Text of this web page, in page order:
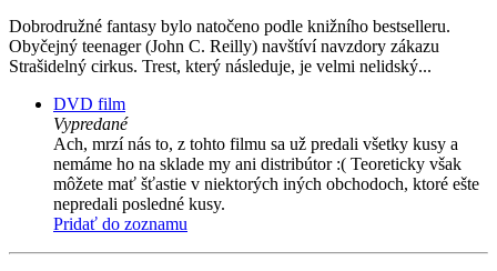
Dobrodružné fantasy bylo natočeno podle knižního bestselleru.
Obyčejný teenager (John C. Reilly) navštíví navzdory zákazu
Strašidelný cirkus. Trest, který následuje, je velmi nelidský...
DVD film
Vypredané
Ach, mrzí nás to, z tohto filmu sa už predali všetky kusy a
nemáme ho na sklade my ani distribútor :( Teoreticky však
môžete mať šťastie v niektorých iných obchodoch, ktoré ešte
nepredali posledné kusy.
Pridať do zoznamu